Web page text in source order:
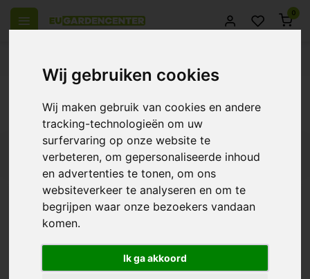
Wij gebruiken cookies
Wij maken gebruik van cookies en andere
tracking-technologieën om uw
surfervaring op onze website te
verbeteren, om gepersonaliseerde inhoud
en advertenties te tonen, om ons
websiteverkeer te analyseren en om te
begrijpen waar onze bezoekers vandaan
komen.
Ik ga akkoord
0
Products tagged with AutoPot 1Pot XL
€316,54